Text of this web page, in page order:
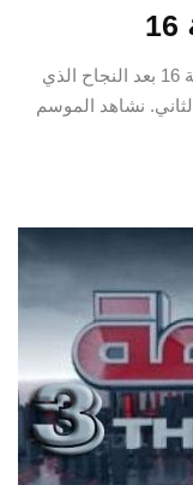
برامج رمضان 2018 برنامج الصدمة 3 – الحلقة 16 بعد النجاح الذي
نشاهد الموسم